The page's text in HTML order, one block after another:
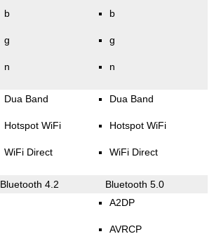
b
g
n
b
g
n
Dua Band
Hotspot WiFi
WiFi Direct
Dua Band
Hotspot WiFi
WiFi Direct
Bluetooth 4.2 Bluetooth 5.0
A2DP
AVRCP